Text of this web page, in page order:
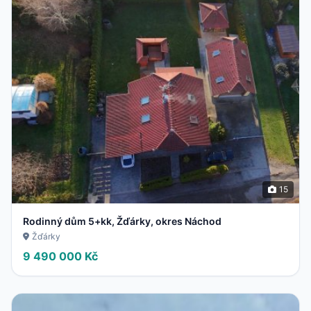
15
Rodinný dům 5+kk, Žďárky, okres Náchod
Žďárky
9 490 000 Kč